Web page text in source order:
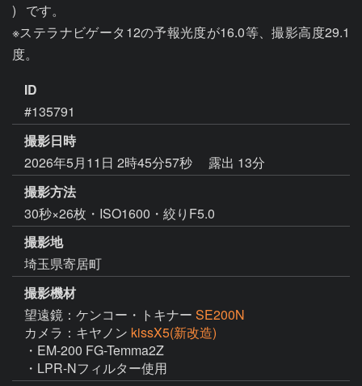
)   です。
※ステラナビゲータ12の予報光度が16.0等、撮影高度29.1
度。
ID
#135791
撮影日時
2026年5月11日 2時45分57秒
露出 13分
撮影方法
30秒×26枚・ISO1600・絞りF5.0
撮影地
埼玉県寄居町
撮影機材
望遠鏡：ケンコー・トキナー SE200N
カメラ：キヤノン kissX5(新改造)
・EM-200 FG-Temma2Z
・LPR-Nフィルター使用